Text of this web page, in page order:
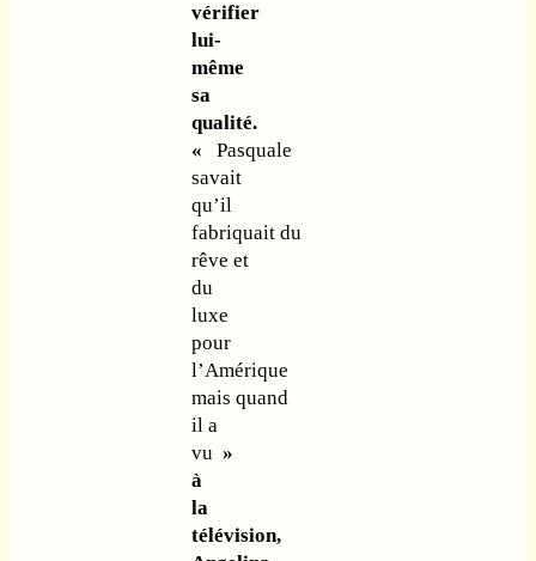
vérifier
lui-
même
sa
qualité.
«
Pasquale
savait
qu’il
fabriquait du
rêve et
du
luxe
pour
l’Amérique
mais quand
il a
vu »
à
la
télévision,